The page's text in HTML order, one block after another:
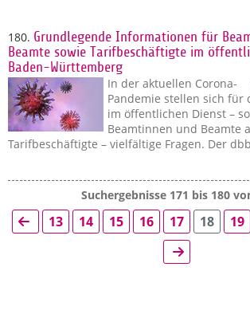
180. Grundlegende Informationen für
Beamte sowie Tarifbeschäftigte im
Baden-Württemberg
In der aktuellen Corona-
Pandemie stellen sich für
im öffentlichen Dienst –
Beamtinnen und Beamte
Tarifbeschäftigte – vielfältige Fragen. Der
Suchergebnisse 171 bis 180
13 14 15 16 17 18 19